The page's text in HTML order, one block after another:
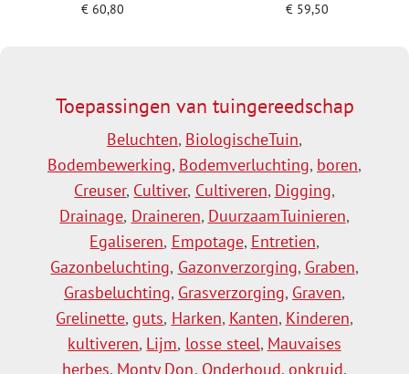
€60,80
€59,50
Toepassingen van tuingereedschap
Beluchten, BiologischeTuin,
Bodembewerking, Bodemverluchting, boren,
Creuser, Cultiver, Cultiveren, Digging,
Drainage, Draineren, DuurzaamTuinieren,
Egaliseren, Empotage, Entretien,
Gazonbeluchting, Gazonverzorging, Graben,
Grasbeluchting, Grasverzorging, Graven,
Grelinette,guts, Harken, Kanten, Kinderen,
kultiveren, Lijm, losse steel, Mauvaises
herbes, Monty Don, Onderhoud, onkruid,